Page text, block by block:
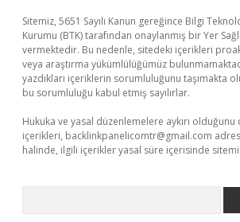
Sitemiz, 5651 Sayılı Kanun gereğince Bilgi
Kurumu (BTK) tarafından onaylanmış bir Yer
vermektedir. Bu nedenle, sitedeki içerikleri
veya araştırma yükümlülüğümüz
yazdıkları içeriklerin sorumluluğunu taşımakta
bu sorumluluğu kabul etmiş sayılırlar.
Hukuka ve yasal düzenlemelere aykırı
içerikleri, backlinkpanelicomtr@gmail.com
halinde, ilgili içerikler yasal süre içerisinde